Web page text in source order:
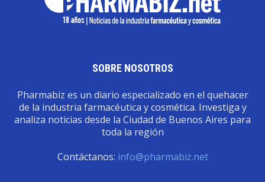
SOBRE NOSOTROS
Pharmabiz es un diario especializado en el quehacer
de la industria farmacéutica y cosmética. Investiga y
analiza noticias desde la Ciudad de Buenos Aires para
toda la región
Contáctanos: info@pharmabiz.net